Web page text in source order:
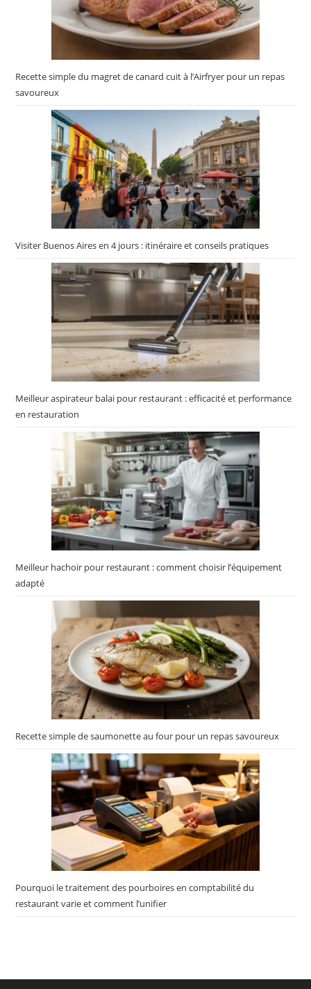
Recette simple du magret de canard cuit à l’Airfryer pour un repas
savoureux
Visiter Buenos Aires en 4 jours : itinéraire et conseils pratiques
Meilleur aspirateur balai pour restaurant : efficacité et performance
en restauration
Meilleur hachoir pour restaurant : comment choisir l’équipement
adapté
Recette simple de saumonette au four pour un repas savoureux
Pourquoi le traitement des pourboires en comptabilité du
restaurant varie et comment l’unifier